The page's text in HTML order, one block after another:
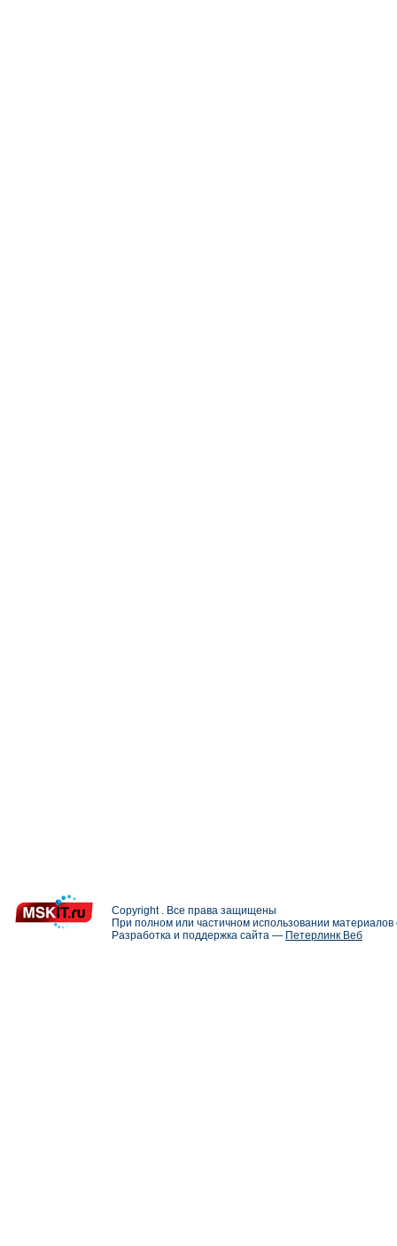
Copyright . Все права защищены
При полном или частичном использовании
Разработка и поддержка сайта — Петерлинк Веб